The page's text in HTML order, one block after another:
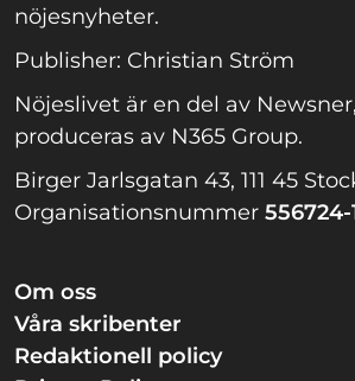
nöjesnyheter.
Publisher: Christian Ström
Nöjeslivet är en del av
produceras av N365 Group.
Birger Jarlsgatan 43, 111 45
Organisationsnummer 556724-
Om oss
Våra skribenter
Redaktionell policy